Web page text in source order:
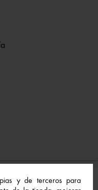
y de terceros para